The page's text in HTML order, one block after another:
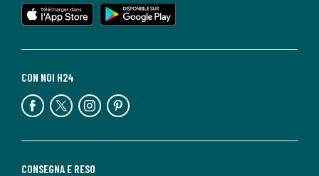
CONSEGNA E RESO
CON NOI H24